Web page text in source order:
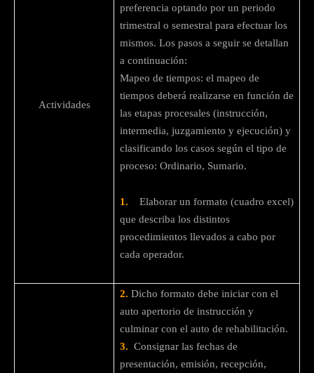
Actividades
preferencia optando por un periodo
trimestral o semestral para efectuar los
mismos. Los pasos a seguir se detallan
a continuación:
Mapeo de tiempos: el mapeo de
tiempos deberá realizarse en función de
las etapas procesales (instrucción,
intermedia, juzgamiento y ejecución) y
clasificando los casos según el tipo de
proceso: Ordinario, Sumario.
1. Elaborar un formato (cuadro excel)
que describa los distintos
procedimientos llevados a cabo por
cada operador.
2. Dicho formato debe iniciar con el
auto apertorio de instrucción y
culminar con el auto de rehabilitación.
3. Consignar las fechas de
presentación, emisión, recepción,